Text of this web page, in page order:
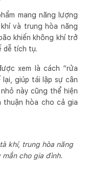
mang năng lượng
và trung hòa năng
khiến không khí trở
dễ tích tụ.
xem là cách “rửa
giúp tái lập sự cân
này cũng thể hiện
thuận hòa cho cả gia
khí, trung hòa năng
cho gia đình.